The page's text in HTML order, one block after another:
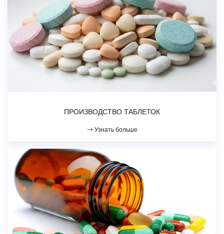
ПРОИЗВОДСТВО ТАБЛЕТОК
Узнать больше